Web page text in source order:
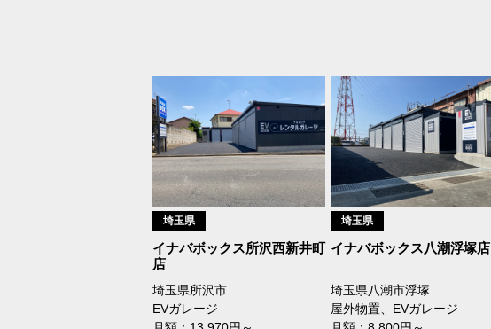
埼玉県
イナバボックス所沢西新井町
店
埼玉県所沢市
EVガレージ
埼玉県
イナバボックス八潮浮塚店
埼玉県八潮市浮塚
屋外物置、EVガレージ